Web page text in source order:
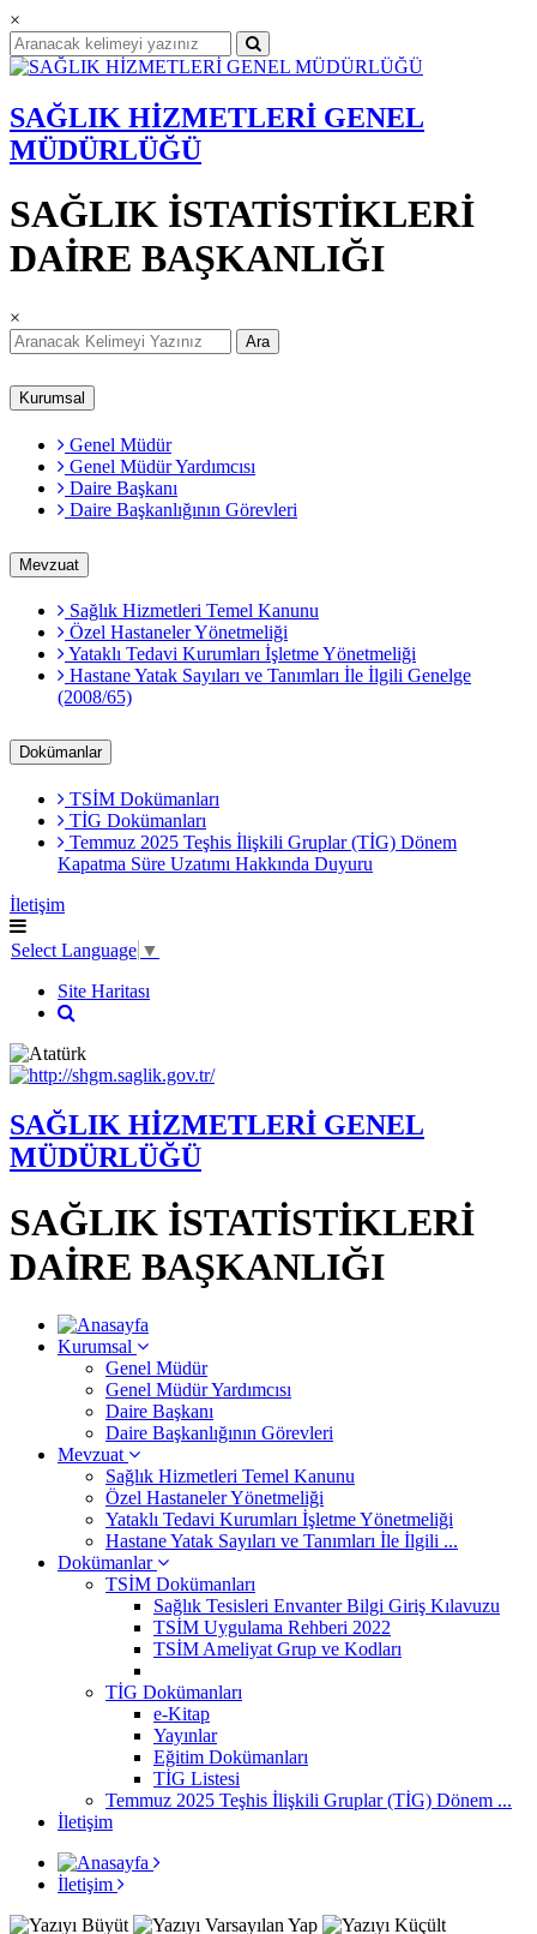
×
SAĞLIK HİZMETLERİ GENEL
MÜDÜRLÜĞÜ
SAĞLIK İSTATİSTİKLERİ
DAİRE BAŞKANLIĞI
×
Ara
Kurumsal
Genel Müdür
Genel Müdür Yardımcısı
Daire Başkanı
Daire Başkanlığının Görevleri
Mevzuat
Sağlık Hizmetleri Temel Kanunu
Özel Hastaneler Yönetmeliği
Yataklı Tedavi Kurumları İşletme Yönetmeliği
Hastane Yatak Sayıları ve Tanımları İle İlgili Genelge
(2008/65)
Dokümanlar
TSİM Dokümanları
TİG Dokümanları
Temmuz 2025 Teşhis İlişkili Gruplar (TİG) Dönem
Kapatma Süre Uzatımı Hakkında Duyuru
İletişim
Select Language ▼
Site Haritası
SAĞLIK HİZMETLERİ GENEL
MÜDÜRLÜĞÜ
SAĞLIK İSTATİSTİKLERİ
DAİRE BAŞKANLIĞI
Kurumsal
Genel Müdür
Genel Müdür Yardımcısı
Daire Başkanı
Daire Başkanlığının Görevleri
Mevzuat
Sağlık Hizmetleri Temel Kanunu
Özel Hastaneler Yönetmeliği
Yataklı Tedavi Kurumları İşletme Yönetmeliği
Hastane Yatak Sayıları ve Tanımları İle İlgili ...
Dokümanlar
TSİM Dokümanları
Sağlık Tesisleri Envanter Bilgi Giriş Kılavuzu
TSİM Uygulama Rehberi 2022
TSİM Ameliyat Grup ve Kodları
TİG Dokümanları
e-Kitap
Yayınlar
Eğitim Dokümanları
TİG Listesi
Temmuz 2025 Teşhis İlişkili Gruplar (TİG) Dönem ...
İletişim
İletişim